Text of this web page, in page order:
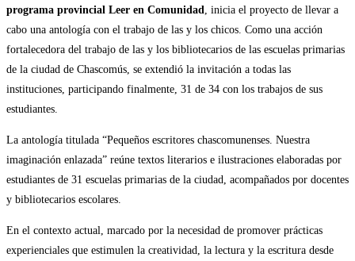
programa provincial Leer en Comunidad, inicia el proyecto de llevar a
cabo una antología con el trabajo de las y los chicos. Como una acción
fortalecedora del trabajo de las y los bibliotecarios de las escuelas primarias
de la ciudad de Chascomús, se extendió la invitación a todas las
instituciones, participando finalmente, 31 de 34 con los trabajos de sus
estudiantes.
La antología titulada “Pequeños escritores chascomunenses. Nuestra
imaginación enlazada” reúne textos literarios e ilustraciones elaboradas por
estudiantes de 31 escuelas primarias de la ciudad, acompañados por docentes
y bibliotecarios escolares.
En el contexto actual, marcado por la necesidad de promover prácticas
experienciales que estimulen la creatividad, la lectura y la escritura desde